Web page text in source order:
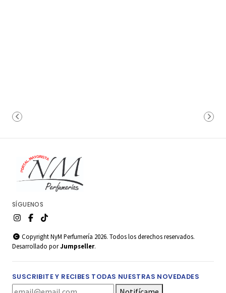
SÍGUENOS
Copyright NyM Perfumería 2026. Todos los derechos reservados.
Desarrollado porJumpseller.
SUSCRIBITE Y RECIBES TODAS NUESTRAS NOVEDADES